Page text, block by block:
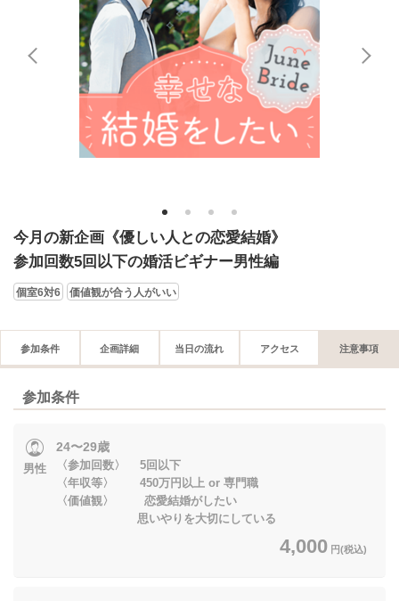
1 2 3 4
今月の新企画《優しい人との恋愛結婚》
参加回数5回以下の婚活ビギナー男性編
個室6対6 価値観が合う人がいい
参加条件 企画詳細 当日の流れ アクセス 注意事項
参加条件
男性
24〜29歳
〈参加回数〉 5回以下
〈年収等〉 450万円以上 or 専門職
〈価値観〉 恋愛結婚がしたい
思いやりを大切にしている
4,000 円(税込)